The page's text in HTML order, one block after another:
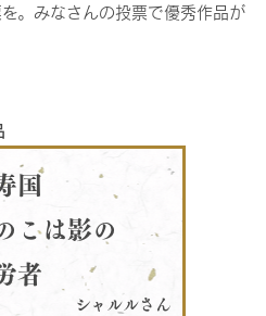
。みなさんの投票で優秀作品が
国
こは影の
者
シャルルさん